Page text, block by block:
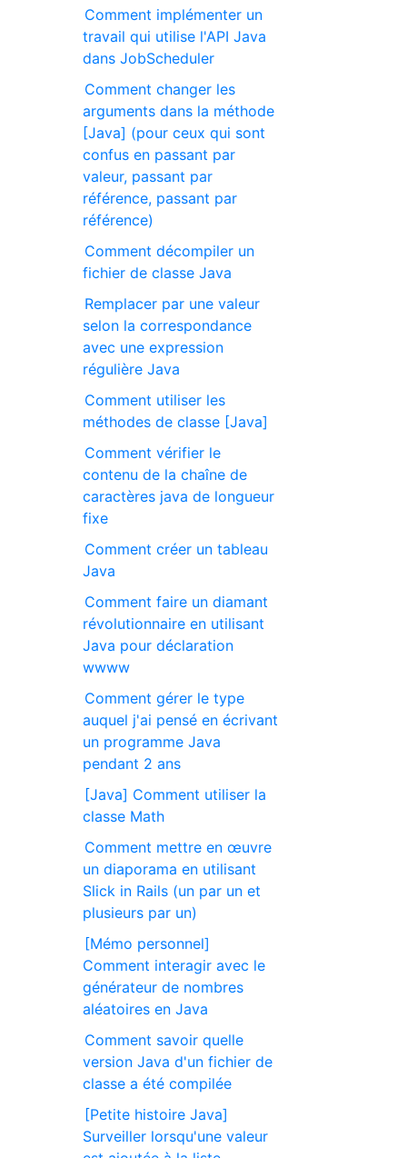
Comment implémenter un
travail qui utilise l'API Java
dans JobScheduler
Comment changer les
arguments dans la méthode
[Java] (pour ceux qui sont
confus en passant par
valeur, passant par
référence, passant par
référence)
Comment décompiler un
fichier de classe Java
Remplacer par une valeur
selon la correspondance
avec une expression
régulière Java
Comment utiliser les
méthodes de classe [Java]
Comment vérifier le
contenu de la chaîne de
caractères java de longueur
fixe
Comment créer un tableau
Java
Comment faire un diamant
révolutionnaire en utilisant
Java pour déclaration
wwww
Comment gérer le type
auquel j'ai pensé en écrivant
un programme Java
pendant 2 ans
[Java] Comment utiliser la
classe Math
Comment mettre en œuvre
un diaporama en utilisant
Slick in Rails (un par un et
plusieurs par un)
[Mémo personnel]
Comment interagir avec le
générateur de nombres
aléatoires en Java
Comment savoir quelle
version Java d'un fichier de
classe a été compilée
[Petite histoire Java]
Surveiller lorsqu'une valeur